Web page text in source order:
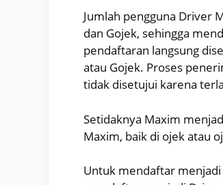
Jumlah pengguna Driver
dan Gojek, sehingga
pendaftaran langsung
atau Gojek. Proses
tidak disetujui karena
Setidaknya Maxim
Maxim, baik di ojek atau
Untuk mendaftar